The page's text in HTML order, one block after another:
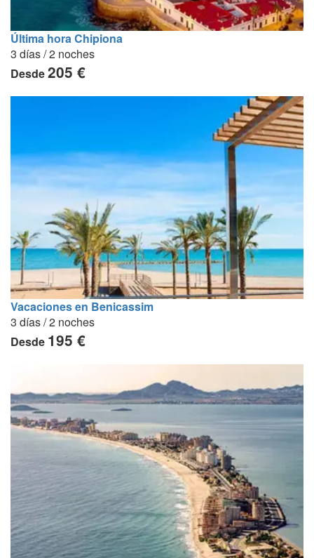
Última hora Chipiona
3 días / 2 noches
Desde205 €
Vacaciones en Benicassim
3 días / 2 noches
Desde 195 €